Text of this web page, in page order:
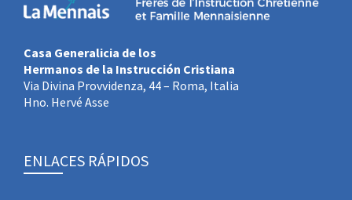
Casa Generalicia de los
Hermanos de la Instrucción Cristiana
Via Divina Provvidenza, 44 – Roma, Italia
Hno. Hervé Asse
ENLACES RÁPIDOS